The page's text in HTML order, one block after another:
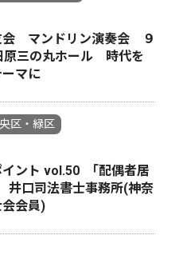
会 マンドリン演奏会 ９
三の丸ホール 時代を
マに
区・緑区
イント vol.50 ｢配偶者居
口司法書士事務所(神奈
会員)